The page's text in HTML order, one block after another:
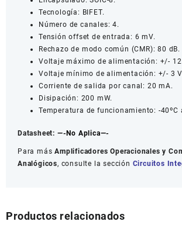
Tecnología: BIFET.
Número de canales: 4.
Tensión offset de entrada: 6 mV.
Rechazo de modo común (CMR): 80 dB.
Voltaje máximo de alimentación: +/- 12
Voltaje mínimo de alimentación: +/- 3
Corriente de salida por canal: 20 mA.
Disipación: 200 mW.
Temperatura de funcionamiento: -40ºC
Datasheet: —-No Aplica—-
Para másAmplificadores Operacionales y
Analógicos, consulte la sección Circuitos
Productos relacionados